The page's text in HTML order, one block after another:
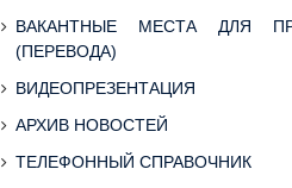
ВАКАНТНЫЕ МЕСТА ДЛЯ
(ПЕРЕВОДА)
ВИДЕОПРЕЗЕНТАЦИЯ
АРХИВ НОВОСТЕЙ
ТЕЛЕФОННЫЙ СПРАВОЧНИК